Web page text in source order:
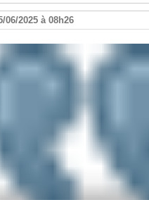
06/2025 à 08h26